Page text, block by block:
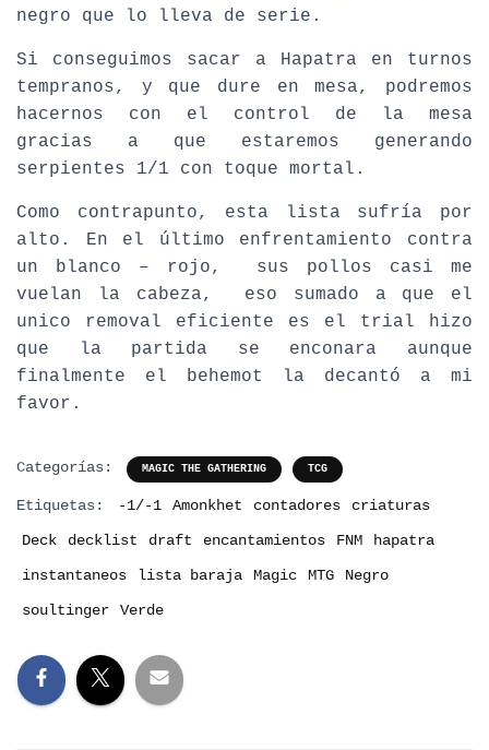
negro que lo lleva de serie.
Si conseguimos sacar a Hapatra en turnos
tempranos, y que dure en mesa, podremos
hacernos con el control de la mesa
gracias a que estaremos generando
serpientes 1/1 con toque mortal.
Como contrapunto, esta lista sufría por
alto. En el último enfrentamiento contra
un blanco – rojo, sus pollos casi me
vuelan la cabeza, eso sumado a que el
unico removal eficiente es el trial hizo
que la partida se enconara aunque
finalmente el behemot la decantó a mi
favor.
Categorías: MAGIC THE GATHERING TCG
Etiquetas: -1/-1 Amonkhet contadores
criaturas
Deck
decklist draft encantamientos FNM
hapatra
instantaneos
lista baraja Magic MTG
Negro
soultinger
Verde